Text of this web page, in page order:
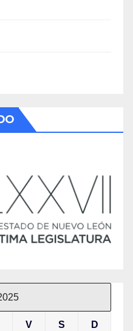
V S D